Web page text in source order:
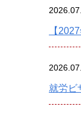
【
就労